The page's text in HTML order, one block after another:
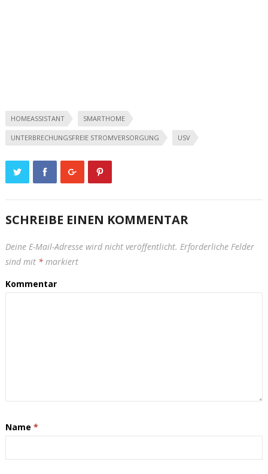
HOMEASSISTANT SMARTHOME
UNTERBRECHUNGSFREIE STROMVERSORGUNG USV
SCHREIBE EINEN KOMMENTAR
Deine E-Mail-Adresse wird nicht veröffentlicht. Erforderliche Felder
sind mit *markiert
Kommentar
Name *